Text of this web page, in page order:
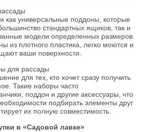
как универсальные поддоны, которые
стандартных ящиков, так и
модели определенных размеров.
из плотного пластика, легко моются и
ваши поверхности.
для рассады
для тех, кто хочет сразу получить
Такие наборы часто
поддон и другие аксессуары, что
подбирать элементы друг
их полную совместимость.
в «Садовой лавке»